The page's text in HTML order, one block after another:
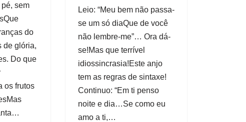
sem
do
de glória,
Do que
os frutos
Leio: “Meu bem não passa-
se um só diaQue de você
não lembre-me”… Ora dá-
se!Mas que terrível
idiossincrasia!Este anjo
tem as regras de sintaxe!
Continuo: “Em ti penso
noite e dia…Se como eu
amo a ti,…